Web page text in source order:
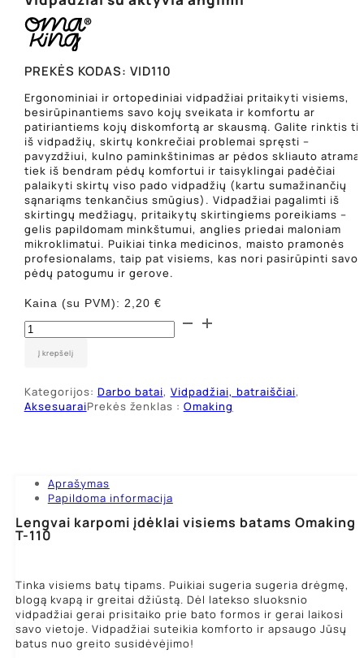
PREKĖS KODAS: VID110
Ergonominiai ir ortopediniai vidpadžiai pritaikyti visiems,
besirūpinantiems savo kojų sveikata ir komfortu ar
patiriantiems kojų diskomfortą ar skausmą. Galite rinktis
iš vidpadžių, skirtų konkrečiai problemai spręsti –
pavyzdžiui, kulno paminkštinimas ar pėdos skliauto atrama
tiek iš bendram pėdų komfortui ir taisyklingai padėčiai
palaikyti skirtų viso pado vidpadžių (kartu sumažinančių
sąnariąms tenkančius smūgius). Vidpadžiai pagalimti iš
skirtingų medžiagų, pritaikytų skirtingiems poreikiams –
gelis papildomam minkštumui, anglies priedai maloniam
mikroklimatui. Puikiai tinka medicinos, maisto pramonės
profesionalams, taip pat visiems, kas nori pasirūpinti savo
pėdų patogumu ir gerove.
Kaina (su PVM): 2,20 €
produkto
kiekis:
Vidpadžiai
anglimi
Į krepšelį
Kategorijos: Darbo batai, Vidpadžiai, batraiščiai,
AksesuaraiPrekės ženklas : Omaking
Aprašymas
Papildoma informacija
Lengvai karpomi įdėklai visiems batams Omaking
T-110
Tinka visiems batų tipams. Puikiai sugeria sugeria drėgmę,
blogą kvapą ir greitai džiūstą. Dėl latekso sluoksnio
vidpadžiai gerai prisitaiko prie bato formos ir gerai laikosi
savo vietoje. Vidpadžiai suteikia komforto ir apsaugo Jūsų
batus nuo greito susidėvėjimo!